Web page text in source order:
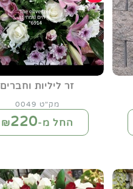
זר ליליות וחברים
מק"ט 0049
החל מ-₪220